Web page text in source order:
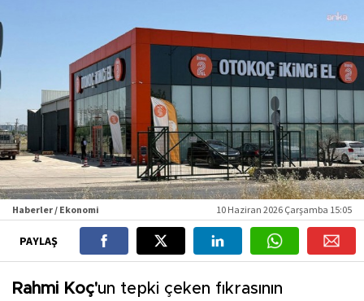
Haberler / Ekonomi 10 Haziran 2026 Çarşamba 15:05
PAYLAŞ
Rahmi Koç'un tepki çeken fıkrasının